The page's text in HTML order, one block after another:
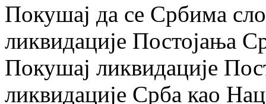
Покушај да се Србима
ликвидације Постојања
Покушај ликвидације
ликвидације Срба као